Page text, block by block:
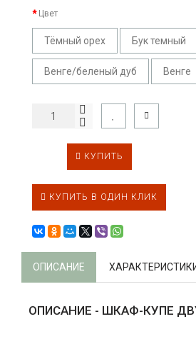
Цвет
Тёмный орех Бук темный
Венге/беленый дуб Венге
КУПИТЬ
КУПИТЬ В ОДИН КЛИК
ОПИСАНИЕ
ОПИСАНИЕ - ШКАФ-КУПЕ